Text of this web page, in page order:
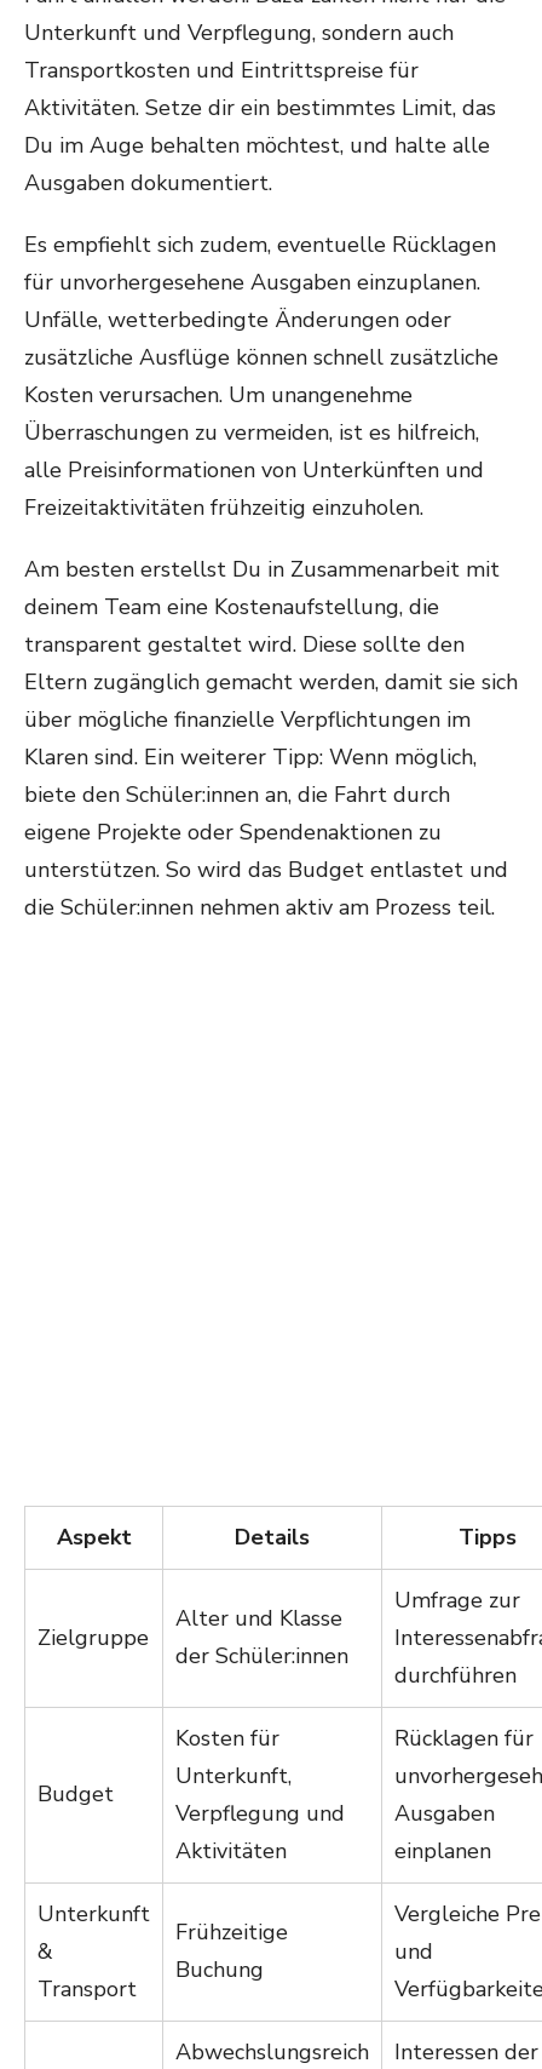
Unterkunft und Verpflegung, sondern auch
Transportkosten und Eintrittspreise für
Aktivitäten. Setze dir ein bestimmtes Limit, das
Du im Auge behalten möchtest, und halte alle
Ausgaben dokumentiert.
Es empfiehlt sich zudem, eventuelle Rücklagen
für unvorhergesehene Ausgaben einzuplanen.
Unfälle, wetterbedingte Änderungen oder
zusätzliche Ausflüge können schnell zusätzliche
Kosten verursachen. Um unangenehme
Überraschungen zu vermeiden, ist es hilfreich,
alle Preisinformationen von Unterkünften und
Freizeitaktivitäten frühzeitig einzuholen.
Am besten erstellst Du in Zusammenarbeit mit
deinem Team eine Kostenaufstellung, die
transparent gestaltet wird. Diese sollte den
Eltern zugänglich gemacht werden, damit sie sich
über mögliche finanzielle Verpflichtungen im
Klaren sind. Ein weiterer Tipp: Wenn möglich,
biete den Schüler:innen an, die Fahrt durch
eigene Projekte oder Spendenaktionen zu
unterstützen. So wird das Budget entlastet und
die Schüler:innen nehmen aktiv am Prozess teil.
Aspekt Details Tipps
Zielgruppe
Alter und Klasse
der Schüler:innen
Umfrage zur
durchführen
Budget
Kosten für
Unterkunft,
Verpflegung und
Aktivitäten
Rücklagen für
Ausgaben
einplanen
Unterkunft
&
Transport
Frühzeitige
Buchung
Vergleiche
und
Abwechslungsreich
Interessen der